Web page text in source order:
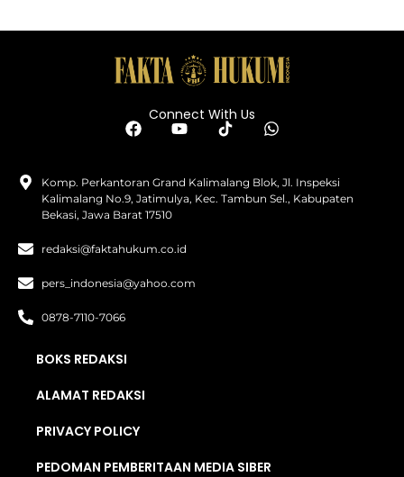
Connect With Us
Komp. Perkantoran Grand Kalimalang Blok, Jl. Inspeksi
Kalimalang No.9, Jatimulya, Kec. Tambun Sel., Kabupaten
Bekasi, Jawa Barat 17510
redaksi@faktahukum.co.id
pers_indonesia@yahoo.com
0878-7110-7066
BOKS REDAKSI
ALAMAT REDAKSI
PRIVACY POLICY
PEDOMAN PEMBERITAAN MEDIA SIBER